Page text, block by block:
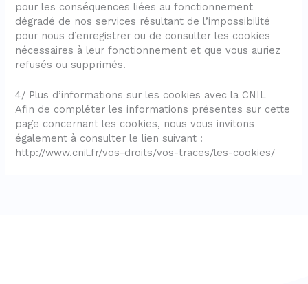
pour les conséquences liées au fonctionnement
dégradé de nos services résultant de l’impossibilité
pour nous d’enregistrer ou de consulter les cookies
nécessaires à leur fonctionnement et que vous auriez
refusés ou supprimés.
4/ Plus d’informations sur les cookies avec la CNIL
Afin de compléter les informations présentes sur cette
page concernant les cookies, nous vous invitons
également à consulter le lien suivant :
http://www.cnil.fr/vos-droits/vos-traces/les-cookies/